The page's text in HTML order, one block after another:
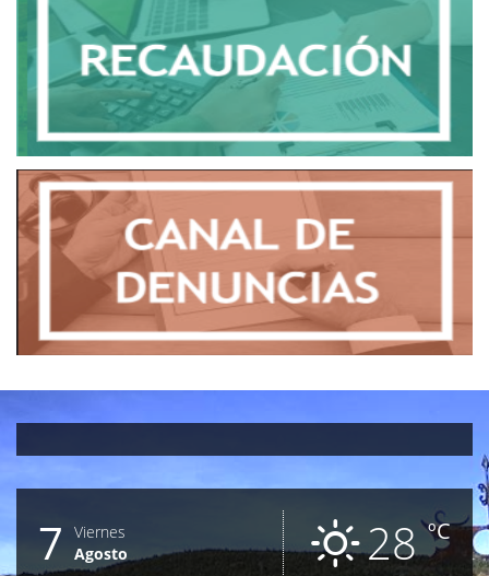
ºC
28
7
Viernes
Agosto